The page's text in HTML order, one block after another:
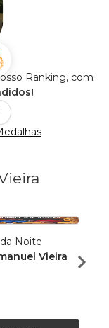
Ranking, com
Noite
Vieira